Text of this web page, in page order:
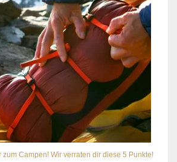
Campen! Wir verraten dir diese 5 Punkte!